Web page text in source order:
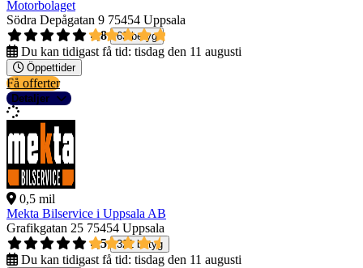
Motorbolaget
Södra Depågatan 9 75454 Uppsala
4,8
63 betyg
Du kan tidigast få tid: tisdag den 11 augusti
Öppettider
Få offerter
Detaljer
0,5 mil
Mekta Bilservice i Uppsala AB
Grafikgatan 25 75454 Uppsala
4,5
321 betyg
Du kan tidigast få tid: tisdag den 11 augusti